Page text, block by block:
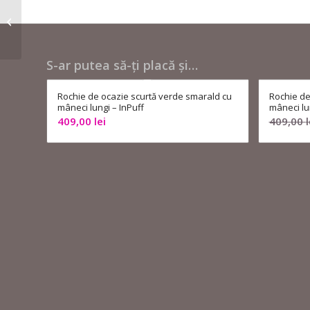
S-ar putea să-ți placă și…
Rochie de ocazie scurtă verde smarald cu
mâneci lungi – InPuff
409,00 lei
Rochie
mâneci
409,00